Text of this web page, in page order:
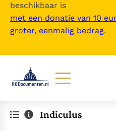
beschikbaar is
met een donatie van 10
groter, eenmalig bedrag.
DocumentenIndiculus